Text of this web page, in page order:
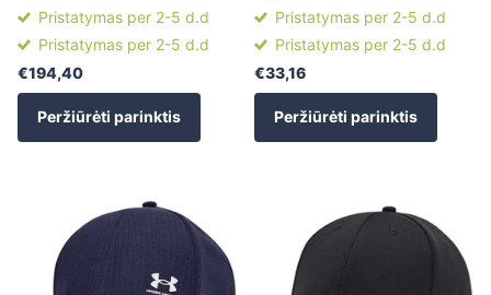
Pristatymas per 2-5 d.d
Pristatymas per 2-5 d.d
€194,40
Peržiūrėti parinktis
Pristatymas per 2-5 d.d
Pristatymas per 2-5 d.d
€33,16
Peržiūrėti parinktis